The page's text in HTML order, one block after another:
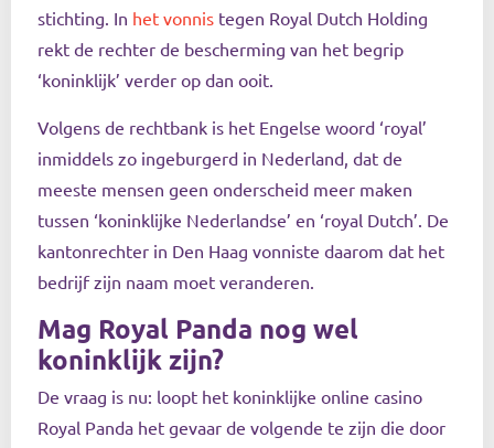
stichting. In het vonnis tegen Royal Dutch Holding
rekt de rechter de bescherming van het begrip
‘koninklijk’ verder op dan ooit.
Volgens de rechtbank is het Engelse woord ‘royal’
inmiddels zo ingeburgerd in Nederland, dat de
meeste mensen geen onderscheid meer maken
tussen ‘koninklijke Nederlandse’ en ‘royal Dutch’. De
kantonrechter in Den Haag vonniste daarom dat het
bedrijf zijn naam moet veranderen.
Mag Royal Panda nog wel
koninklijk zijn?
De vraag is nu: loopt het koninklijke online casino
Royal Panda het gevaar de volgende te zijn die door